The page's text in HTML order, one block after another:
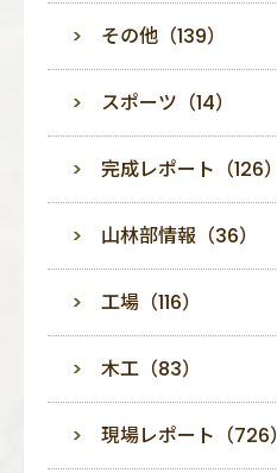
その他（139）
スポーツ（14）
完成レポート（126）
山林部情報（36）
工場（116）
木工（83）
現場レポート（726）